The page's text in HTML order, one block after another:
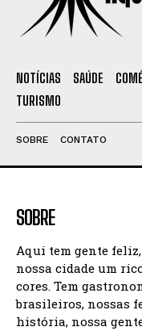
NOTÍCIAS SAÚDE
TURISMO
SOBRE CONTATO
SOBRE
Aqui tem gente
nossa cidade um
cores. Tem
brasileiros, nossas
história, nossa